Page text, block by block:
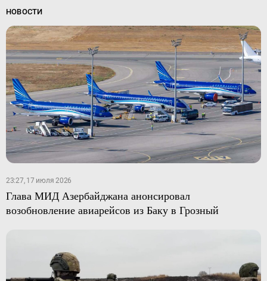
НОВОСТИ
23:27, 17 июля 2026
Глава МИД Азербайджана анонсировал
возобновление авиарейсов из Баку в Грозный